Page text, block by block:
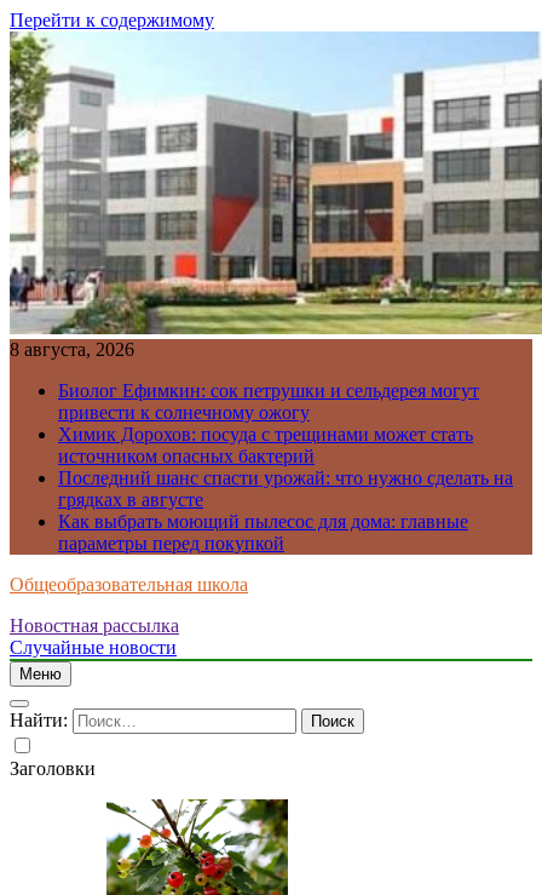
Перейти к содержимому
8 августа, 2026
Биолог Ефимкин: сок петрушки и сельдерея могут
привести к солнечному ожогу
Химик Дорохов: посуда с трещинами может стать
источником опасных бактерий
Последний шанс спасти урожай: что нужно сделать на
грядках в августе
Как выбрать моющий пылесос для дома: главные
параметры перед покупкой
Общеобразовательная школа
Новостная рассылка
Случайные новости
Меню
Найти:
Заголовки